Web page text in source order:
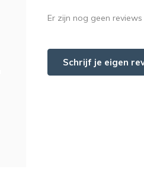
Er zijn nog geen
Schrijf je eigen